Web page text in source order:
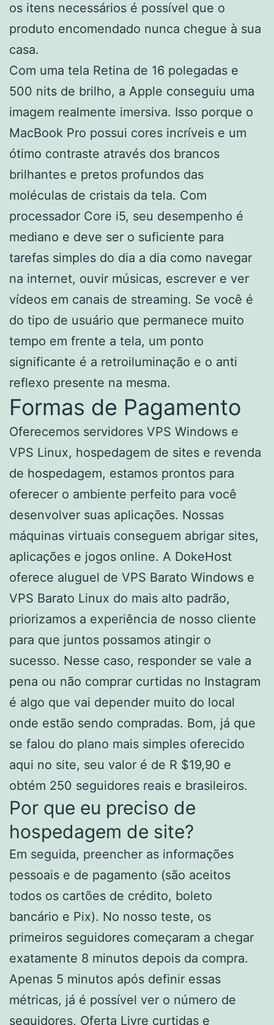
os itens necessários é possível que o
produto encomendado nunca chegue à sua
casa.
Com uma tela Retina de 16 polegadas e
500 nits de brilho, a Apple conseguiu uma
imagem realmente imersiva. Isso porque o
MacBook Pro possui cores incríveis e um
ótimo contraste através dos brancos
brilhantes e pretos profundos das
moléculas de cristais da tela. Com
processador Core i5, seu desempenho é
mediano e deve ser o suficiente para
tarefas simples do dia a dia como navegar
na internet, ouvir músicas, escrever e ver
vídeos em canais de streaming. Se você é
do tipo de usuário que permanece muito
tempo em frente a tela, um ponto
significante é a retroiluminação e o anti
reflexo presente na mesma.
Formas de Pagamento
Oferecemos servidores VPS Windows e
VPS Linux, hospedagem de sites e revenda
de hospedagem, estamos prontos para
oferecer o ambiente perfeito para você
desenvolver suas aplicações. Nossas
máquinas virtuais conseguem abrigar sites,
aplicações e jogos online. A DokeHost
oferece aluguel de VPS Barato Windows e
VPS Barato Linux do mais alto padrão,
priorizamos a experiência de nosso cliente
para que juntos possamos atingir o
sucesso. Nesse caso, responder se vale a
pena ou não comprar curtidas no Instagram
é algo que vai depender muito do local
onde estão sendo compradas. Bom, já que
se falou do plano mais simples oferecido
aqui no site, seu valor é de R $19,90 e
obtém 250 seguidores reais e brasileiros.
Por que eu preciso de
hospedagem de site?
Em seguida, preencher as informações
pessoais e de pagamento (são aceitos
todos os cartões de crédito, boleto
bancário e Pix). No nosso teste, os
primeiros seguidores começaram a chegar
exatamente 8 minutos depois da compra.
Apenas 5 minutos após definir essas
métricas, já é possível ver o número de
seguidores, Oferta Livre curtidas e